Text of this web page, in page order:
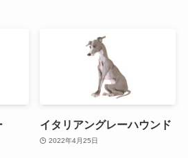
イタリアングレーハウンド
2022年4月25日